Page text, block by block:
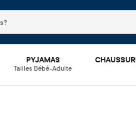
ci-dessous filtre les
PYJAMAS
Tailles Bébé-Adulte